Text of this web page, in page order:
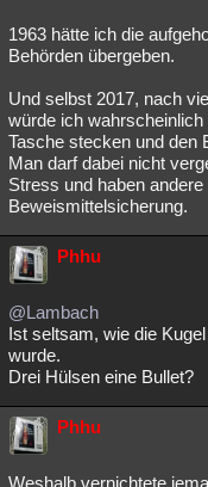
1963 hätte ich die
Behörden übergeben.
Und selbst 2017, nach
würde ich
Tasche stecken und den
Man darf dabei nicht
Stress und haben
Beweismittelsicherung.
Phhu
@Lambach
Ist seltsam, wie die
wurde.
Drei Hülsen eine Bullet?
Phhu
Weshalb vernichtete